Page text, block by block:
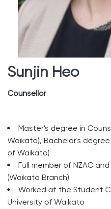
Sunjin Heo
Counsellor
Master's degree in
Waikato), Bachelor's
of Waikato)
Full member of NZAC
(Waikato Branch)
Worked at the Student
University of Waikato